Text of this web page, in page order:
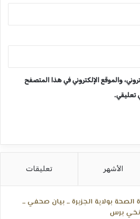
والموقع الإلكتروني في هذا المتصفح
تعليقي.
الأشهر تعليقات
الصحة بولاية الجزيرة ــ بيان صحفي ــ
برس